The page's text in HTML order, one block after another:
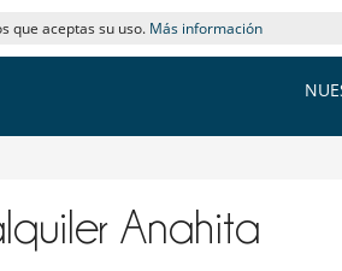
que aceptas su uso. Más información
Anahita